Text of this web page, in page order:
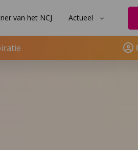
van het NCJ Actueel